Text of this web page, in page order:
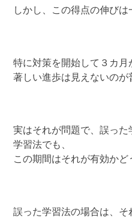
しかし、この得点の伸びは
特に対策を開始して３カ月
著しい進歩は見えないのが
実はそれが問題で、誤っ
学習法でも、
この期間はそれが有効かど
誤った学習法の場合は、